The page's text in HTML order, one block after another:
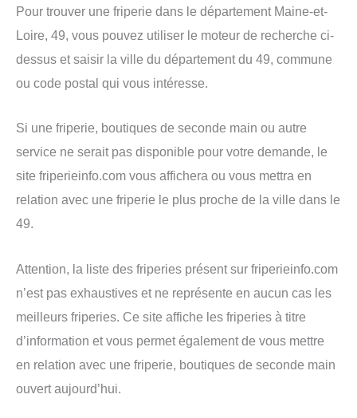
Pour trouver une friperie dans le département Maine-et-
Loire, 49, vous pouvez utiliser le moteur de recherche ci-
dessus et saisir la ville du département du 49, commune
ou code postal qui vous intéresse.
Si une friperie, boutiques de seconde main ou autre
service ne serait pas disponible pour votre demande, le
site friperieinfo.com vous affichera ou vous mettra en
relation avec une friperie le plus proche de la ville dans le
49.
Attention, la liste des friperies présent sur friperieinfo.com
n’est pas exhaustives et ne représente en aucun cas les
meilleurs friperies. Ce site affiche les friperies à titre
d’information et vous permet également de vous mettre
en relation avec une friperie, boutiques de seconde main
ouvert aujourd’hui.